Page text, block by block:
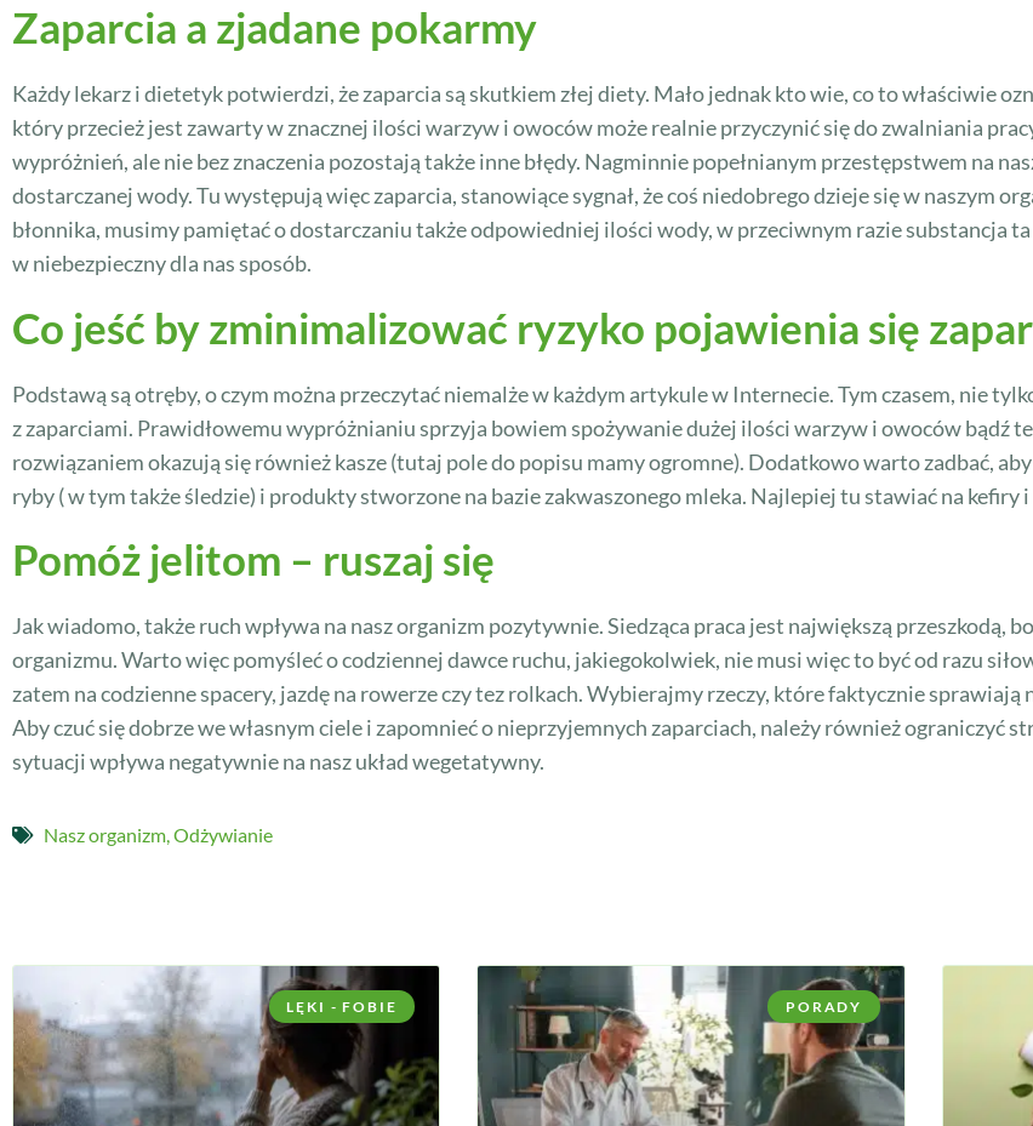
Zaparcia a zjadane pokarmy
Każdy lekarz i dietetyk potwierdzi, że zaparcia są skutkiem złej diety. Mało jednak kto wie, co to właściwie
który przecież jest zawarty w znacznej ilości warzyw i owoców może realnie przyczynić się do zwalniania
wypróżnień, ale nie bez znaczenia pozostają także inne błędy. Nagminnie popełnianym przestępstwem na
dostarczanej wody. Tu występują więc zaparcia, stanowiące sygnał, że coś niedobrego dzieje się w naszym
błonnika, musimy pamiętać o dostarczaniu także odpowiedniej ilości wody, w przeciwnym razie substancja
w niebezpieczny dla nas sposób.
Co jeść by zminimalizować ryzyko pojawienia się
Podstawą są otręby, o czym można przeczytać niemalże w każdym artykule w Internecie. Tym czasem, nie
z zaparciami. Prawidłowemu wypróżnianiu sprzyja bowiem spożywanie dużej ilości warzyw i owoców bądź
rozwiązaniem okazują się również kasze (tutaj pole do popisu mamy ogromne). Dodatkowo warto zadbać,
ryby ( w tym także śledzie) i produkty stworzone na bazie zakwaszonego mleka. Najlepiej tu stawiać na kefiry
Pomóż jelitom – ruszaj się
Jak wiadomo, także ruch wpływa na nasz organizm pozytywnie. Siedząca praca jest największą przeszkodą,
organizmu. Warto więc pomyśleć o codziennej dawce ruchu, jakiegokolwiek, nie musi więc to być od razu
zatem na codzienne spacery, jazdę na rowerze czy tez rolkach. Wybierajmy rzeczy, które faktycznie sprawiają
Aby czuć się dobrze we własnym ciele i zapomnieć o nieprzyjemnych zaparciach, należy również ograniczyć
sytuacji wpływa negatywnie na nasz układ wegetatywny.
Nasz organizm,Odżywianie
LĘKI - FOBIE PORADY